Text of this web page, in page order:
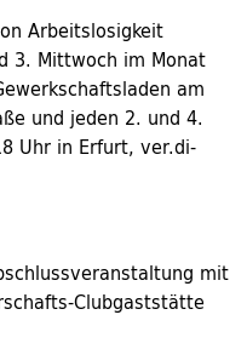
Arbeitslosigkeit
3. Mittwoch im Monat
am
und jeden 2. und 4.
Uhr in Erfurt, ver.di-
mit
Clubgaststätte